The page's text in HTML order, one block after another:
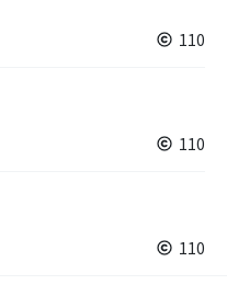
110
110
110